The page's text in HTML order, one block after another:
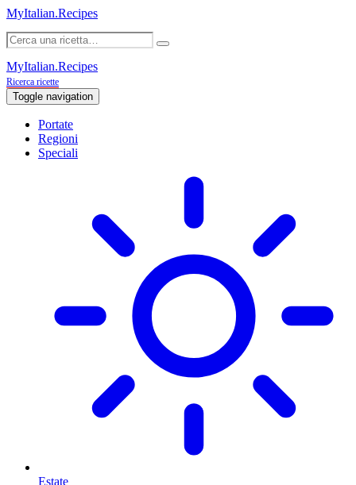
MyItalian.Recipes
MyItalian.Recipes
Ricerca ricette
Toggle navigation
Portate
Regioni
Speciali
Estate